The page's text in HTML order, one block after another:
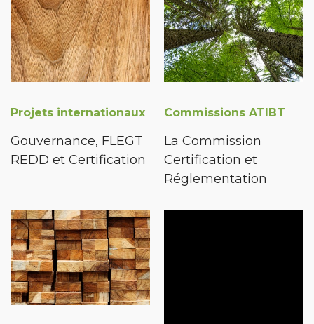
Projets internationaux
Gouvernance, FLEGT
REDD et Certification
Commissions ATIBT
La Commission
Certification et
Réglementation